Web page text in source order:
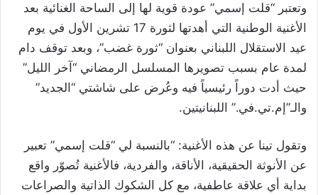
وتعتبر “قلت إسمي” عودة قوية لها إلى الساحة الغنائية بعد
الأغنية الوطنية التي أهدتها لثورة 17 تشرين الأول في يوم
عيد الاستقلال اللبناني بعنوان “ثورة غضب”، وبعد توقف دام
لمدة عام بسبب تصويرها المسلسل الرمضاني “آخر الليل”
حيث أدت دوراً رئيسياً فيه وعُرض على شاشتي “الجديد”
والـ”إم.تي.في.” اللبنانيتين.
وتقول تينا عن هذه الأغنية: “بالنسبة لي “قلت إسمي” تعبير
عن الأنوثة الحقيقية، الأناقة، والفردية، فالأغنية تُصوّر واقع
بداية أي علاقة عاطفية، مع كل الشكوك الذاتية والصراعات